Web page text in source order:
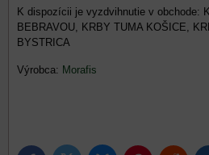
BEBRAVOU, KRBY TUMA KOŠICE,
BYSTRICA
Výrobca: Morafis